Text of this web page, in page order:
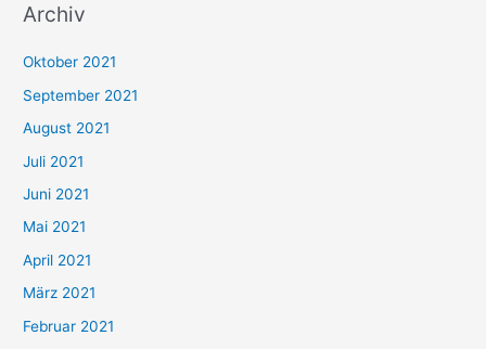
c
n
n
a
c
h
:
Archiv
Oktober 2021
September 2021
August 2021
Juli 2021
Juni 2021
Mai 2021
April 2021
März 2021
Februar 2021